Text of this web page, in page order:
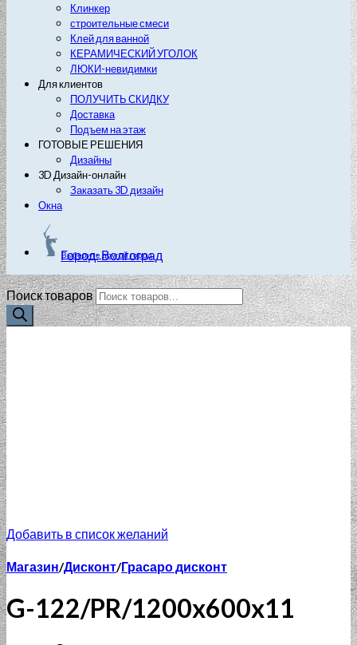
Клинкер
строительные смеси
Клей для ванной
КЕРАМИЧЕСКИЙ УГОЛОК
ЛЮКИ-невидимки
Для клиентов
ПОЛУЧИТЬ СКИДКУ
Доставка
Подъем на этаж
ГОТОВЫЕ РЕШЕНИЯ
Дизайны
3D Дизайн-онлайн
Заказать 3D дизайн
Окна
Город: Волгоград
Выберите другой город
Поиск товаров
Добавить в список желаний
Магазин/Дисконт/Грасаро дисконт
G-122/PR/1200x600x11